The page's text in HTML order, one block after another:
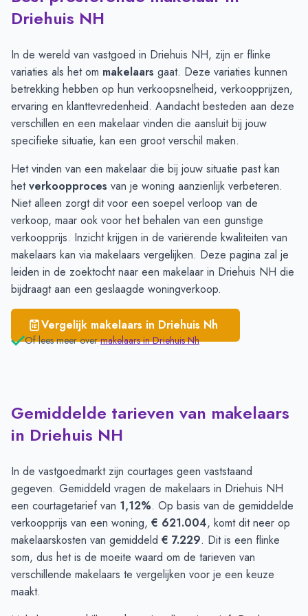
Plaats
Santpoort-Zuid
Bloemendaal
€ 7.258
Santpoort-Noord
€ 6.212
Driehuis NH
€ 6.022
Velserbroek
€ 5.390
IJmuiden
€ 4.567
Velsen-Noord
€ 4.097
Driehuis NH
In de wereld van vastgoed in Driehuis NH, zijn er flinke
variaties als het om makelaars gaat. Deze variaties kunnen
betrekking hebben op hun verkoopsnelheid, verkoopprijzen,
ervaring en klanttevredenheid. Aandacht besteden aan deze
verschillen en een makelaar vinden die aansluit bij jouw
specifieke situatie, kan een groot verschil maken.
Het vinden van een makelaar die bij jouw situatie past kan
hetverkoopproces van je woning aanzienlijk verbeteren.
Niet alleen zorgt dit voor een soepel verloop van de
verkoop, maar ook voor het behalen van een gunstige
verkoopprijs. Inzicht krijgen in de variërende kwaliteiten van
makelaars kan via makelaars vergelijken. Deze pagina zal je
leiden in de zoektocht naar een makelaar in Driehuis NH die
bijdraagt aan een geslaagde woningverkoop.
Vergelijk makelaars in Driehuis Nh
Of lees meer over makelaars inDriehuis Nh
Gemiddelde tarieven van makelaars
in Driehuis NH
In de vastgoedmarkt zijn courtages geen vaststaand
gegeven. Gemiddeld vragen de makelaars in Driehuis NH
een courtagetarief van 1,12%. Op basis van de gemiddelde
verkoopprijs van een woning, € 621.004, komt dit neer op
makelaarskosten van gemiddeld € 7.229. Dit is een flinke
som, dus het is de moeite waard om de tarieven van
verschillende makelaars te vergelijken voor je een keuze
maakt.